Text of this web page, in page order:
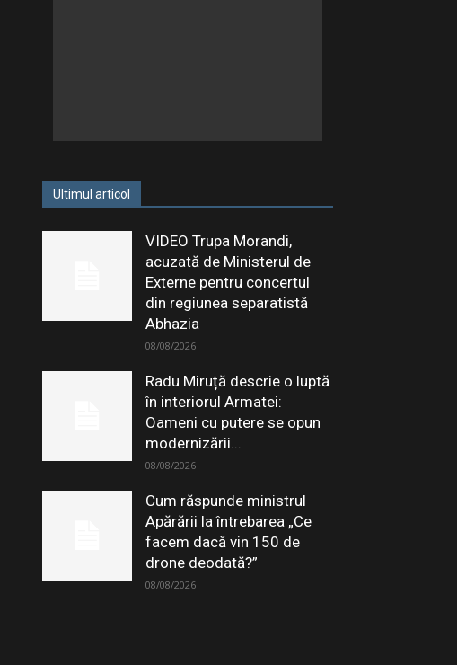
Ultimul articol
VIDEO Trupa Morandi,
acuzată de Ministerul de
Externe pentru concertul
din regiunea separatistă
Abhazia
08/08/2026
Radu Miruță descrie o luptă
în interiorul Armatei:
Oameni cu putere se opun
modernizării...
08/08/2026
Cum răspunde ministrul
Apărării la întrebarea „Ce
facem dacă vin 150 de
drone deodată?”
08/08/2026